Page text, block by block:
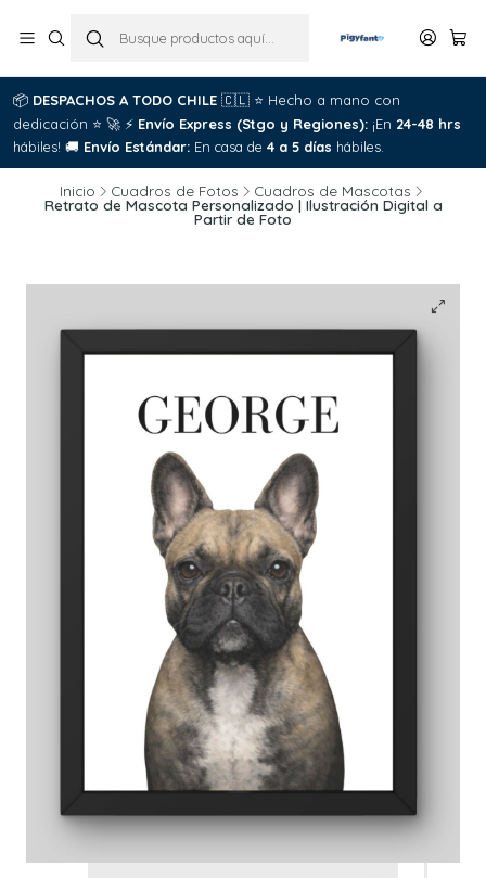
📦 DESPACHOS A TODO CHILE 🇨🇱 ⭐ Hecho a mano con
dedicación ⭐ 🚀 ⚡ Envío Express (Stgo y Regiones): ¡En 24-48 hrs
hábiles! 🚚 Envío Estándar: En casa de 4 a 5 días hábiles.
Inicio Cuadros de Fotos Cuadros de Mascotas
Retrato de Mascota Personalizado | Ilustración Digital a
Partir de Foto